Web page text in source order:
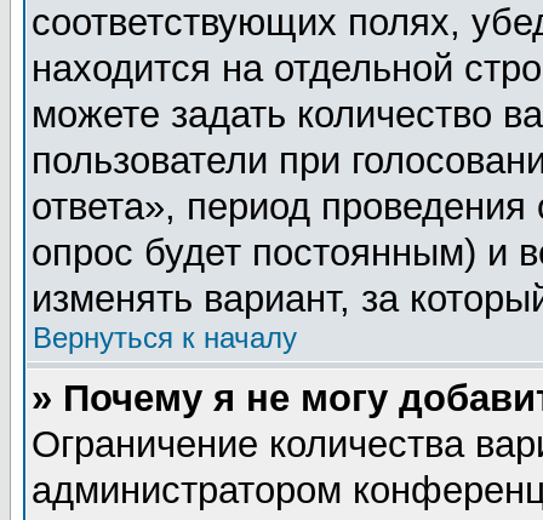
соответствующих полях,
находится на отдельной
можете задать количество
пользователи при
ответа», период проведения
опрос будет постоянным) и
изменять вариант, за
Вернуться к началу
» Почему я не могу
Ограничение количества
администратором